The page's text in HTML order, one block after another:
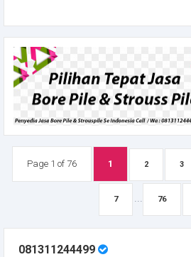
Page 1 of 76 1 2 3
7 ... 76
081311244499